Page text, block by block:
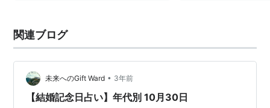
関連ブログ
未来へのGift Ward • 3年前
【結婚記念日占い】年代別 10月30日